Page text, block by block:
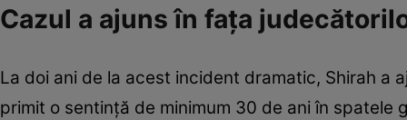
Cazul a ajuns în fața
La doi ani de la acest incident dramatic, Shirah a
primit o sentință de minimum 30 de ani în spatele